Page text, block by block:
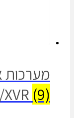
מערכות
(9)